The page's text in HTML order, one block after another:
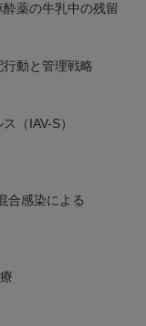
薬の牛乳中の残留
行動と管理戦略
（IAV-S）
素
合感染による